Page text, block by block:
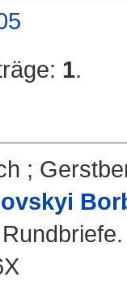
1.
;